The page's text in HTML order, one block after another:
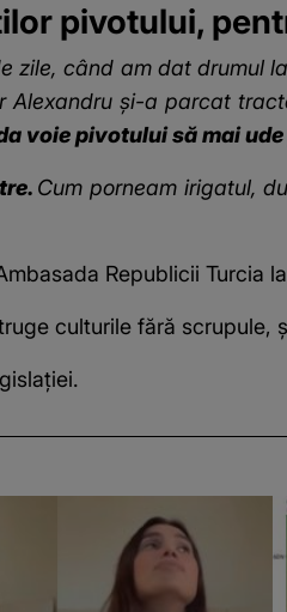
pivotului,
zile, când am dat drumul
Alexandru și-a parcat
voie pivotului să mai
Cum porneam irigatul,
Republicii Turcia
culturile fără scrupule,